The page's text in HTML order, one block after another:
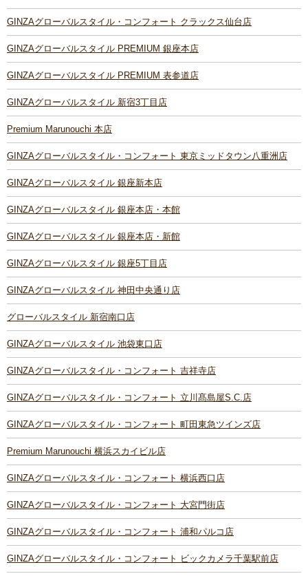
GINZAグローバルスタイル・コンフォート クラックス仙台店
GINZAグローバルスタイル PREMIUM 銀座本店
GINZAグローバルスタイル PREMIUM 表参道店
GINZAグローバルスタイル 新宿3丁目店
Premium Marunouchi 本店
GINZAグローバルスタイル・コンフォート 東京ミッドタウン八重洲店
GINZAグローバルスタイル 銀座新本店
GINZAグローバルスタイル 銀座本店・本館
GINZAグローバルスタイル 銀座本店・新館
GINZAグローバルスタイル 銀座5丁目店
GINZAグローバルスタイル 神田中央通り店
グローバルスタイル 新宿南口店
GINZAグローバルスタイル 池袋東口店
GINZAグローバルスタイル・コンフォート 吉祥寺店
GINZAグローバルスタイル・コンフォート 立川髙島屋S.C.店
GINZAグローバルスタイル・コンフォート 町田東急ツインズ店
Premium Marunouchi 横浜スカイビル店
GINZAグローバルスタイル・コンフォート 横浜西口店
GINZAグローバルスタイル・コンフォート 大宮門街店
GINZAグローバルスタイル・コンフォート 浦和パルコ店
GINZAグローバルスタイル・コンフォート ビックカメラ千葉駅前店